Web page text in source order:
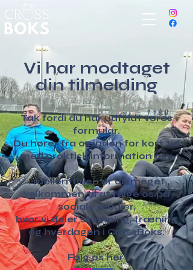
Vi har modtaget
din tilmelding
Tak fordi du har udfyldt vores
formular.
Du hører fra os inden for kort tid
med praktisk information osv.
I mellemtiden er du meget
velkommen til at følge os på
sociale medier,
hvor vi deler stemning, træning
og hverdagen i CrossBoks.
Følg os her: